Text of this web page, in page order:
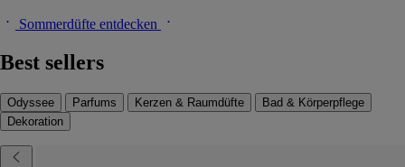
Sommerdüfte entdecken
Best sellers
Odyssee Parfums Kerzen & Raumdüfte
Bad & Körperpflege
Dekoration